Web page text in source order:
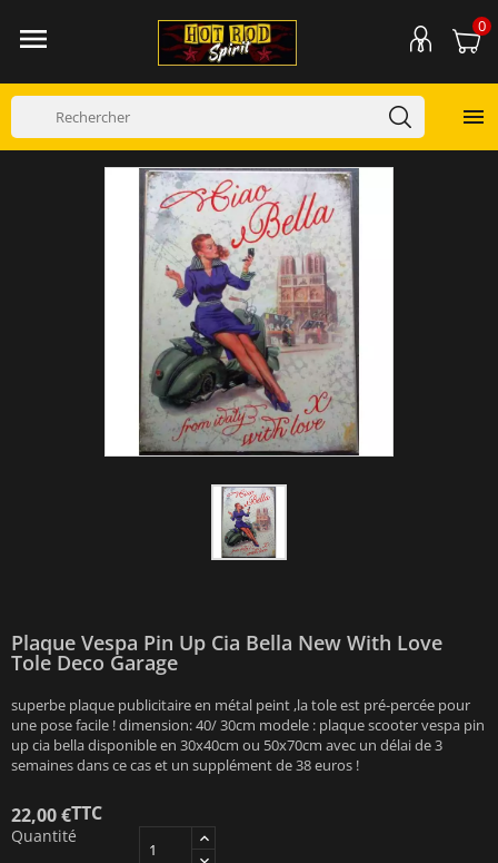
 0

Plaque Vespa Pin Up Cia Bella New With Love
Tole Deco Garage
superbe plaque publicitaire en métal peint ,la tole est pré-percée pour
une pose facile ! dimension: 40/ 30cm modele : plaque scooter vespa pin
up cia bella disponible en 30x40cm ou 50x70cm avec un délai de 3
semaines dans ce cas et un supplément de 38 euros !
22,00 €TTC
Quantité